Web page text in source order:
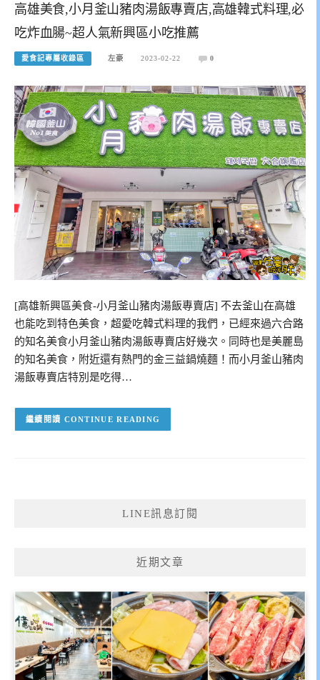
高雄美食,小月釜山豬肉湯飯專賣店,高雄韓式料理,必
吃炸血腸~超人氣新興區小吃推薦
愛食記專屬收錄區 左豪 2023-02-22 0
[高雄新興區美食-小月釜山豬肉湯飯專賣店] 不去釜山在高雄
也能吃到特色美食，超愛吃韓式料理的我們，已經來過六合路
的知名美食小月釜山豬肉湯飯專賣店好幾次。同時也是美麗島
的知名美食，附近還有熱門的金三益鍋燒麵！而小月釜山豬肉
湯飯專賣店特別是吃得…
CONTINUE READING
LINE訊息訂閱
近期文章